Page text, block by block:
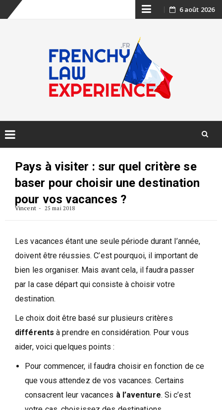
Skip
content
6 août 2026
Pays à visiter : sur quel critère se
baser pour choisir une destination
pour vos vacances ?
Vincent 25 mai 2018
Les vacances étant une seule période durant l’année,
doivent être réussies. C’est pourquoi, il important de
bien les organiser. Mais avant cela, il faudra passer
par la case départ qui consiste à choisir votre
destination.
Le choix doit être basé sur plusieurs critères
différentsà prendre en considération. Pour vous
aider, voici quelques points :
Pour commencer, il faudra choisir en fonction de ce
que vous attendez de vos vacances. Certains
consacrent leur vacances à l’aventure. Si c’est